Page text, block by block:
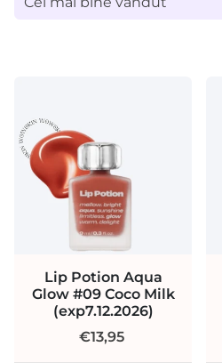
Lip Potion Aqua
Glow #09 Coco Milk
(exp7.12.2026)
€13,95